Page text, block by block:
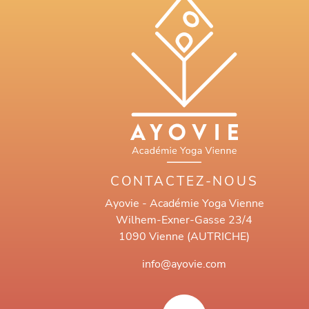
CONTACTEZ-NOUS
Ayovie - Académie Yoga Vienne
Wilhem-Exner-Gasse 23/4
1090 Vienne (AUTRICHE)
info@ayovie.com